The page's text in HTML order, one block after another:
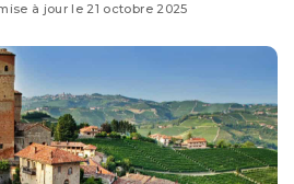
à jour le 21 octobre 2025